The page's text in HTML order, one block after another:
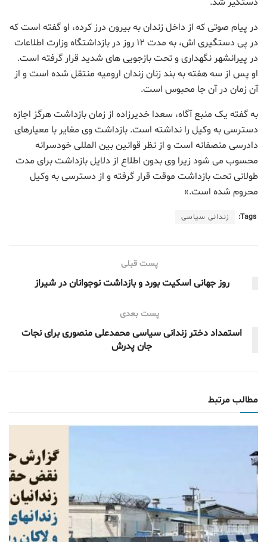
در پیام صوتی که از داخل زندان به بیرون درز کرده، او گفته است که
در پی دستگیری اش، به مدت ۱۲ روز در بازداشتگاه وزارت اطلاعات
در پیرانشهر نگهداری و تحت بازجویی های شدید قرار گرفته است.
او پس از سه هفته به بند زنان زندان ارومیه منتقل شده است و از
آن زمان در آن جا محبوس است.
به گفته یک منبع آگاه، سعدا خدیرزاده از زمان بازداشت هرگز اجازه
دسترسی به وکیل را نداشته است. بازداشت وی مغایر با معیارهای
دادرسی منصفانه است و از نظر قوانین بین المللی خودسرانه
محسوب می شود زیرا وی بدون اطلاع از دلایل بازداشت برای مدت
طولانی تحت بازداشت موقت قرار گرفته و از دسترسی به وکیل
محروم شده است.»
Tags: زندانی سیاسی
پست قبلی
روز جهانی اسکیت بورد و بازداشت نوجوانان در شیراز
پست بعدی
استمداد دختر زندانی سیاسی محمدعلی منصوری برای نجات
جان پدرش
مطالب مرتبط